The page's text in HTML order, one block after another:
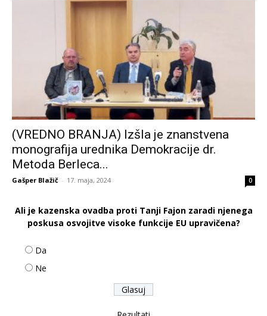
(VREDNO BRANJA) Izšla je znanstvena
monografija urednika Demokracije dr.
Metoda Berleca...
Gašper Blažič - 17. maja, 2024 0
Ali je kazenska ovadba proti Tanji Fajon zaradi njenega
poskusa osvojitve visoke funkcije EU upravičena?
Da
Ne